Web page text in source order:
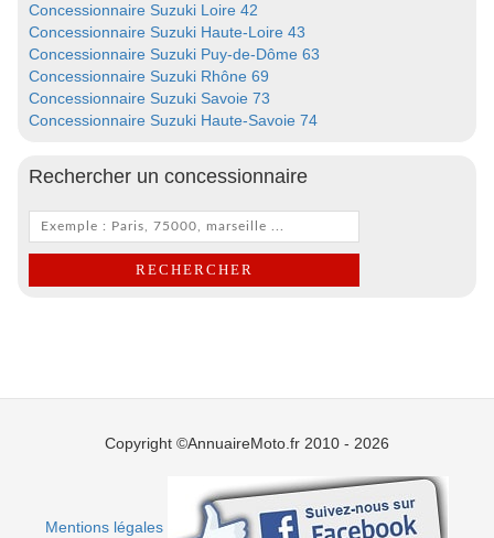
Concessionnaire Suzuki Loire 42
Concessionnaire Suzuki Haute-Loire 43
Concessionnaire Suzuki Puy-de-Dôme 63
Concessionnaire Suzuki Rhône 69
Concessionnaire Suzuki Savoie 73
Concessionnaire Suzuki Haute-Savoie 74
Rechercher un concessionnaire
Copyright ©AnnuaireMoto.fr 2010 - 2026
Mentions légales